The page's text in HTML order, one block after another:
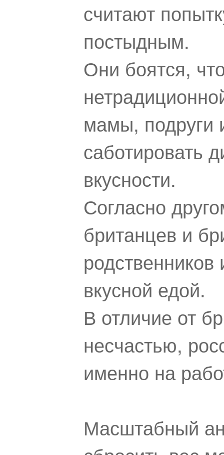
считают
постыдным.
Они боятся,
мамы, подруги
саботировать
вкусности.
Согласно
британцев и
вкусной едой.
В отличие от
несчастью,
именно на
Масштабный